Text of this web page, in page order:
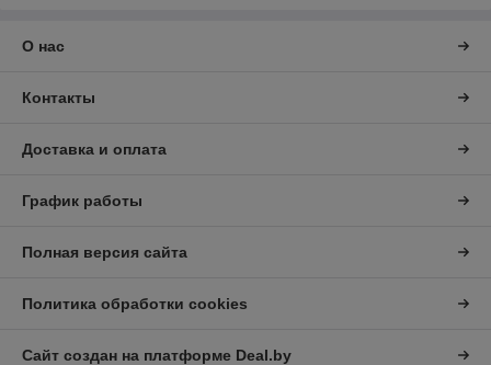
О нас
Контакты
Доставка и оплата
График работы
Полная версия сайта
Политика обработки cookies
Сайт создан на платформе Deal.by